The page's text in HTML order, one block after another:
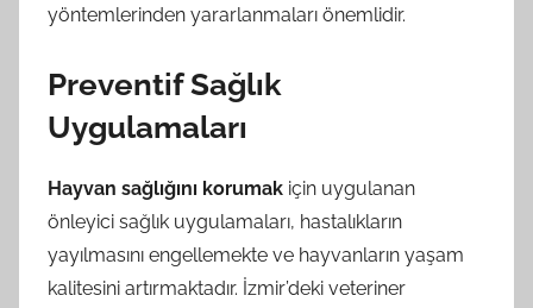
yöntemlerinden yararlanmaları önemlidir.
Preventif Sağlık
Uygulamaları
Hayvan sağlığını korumak için uygulanan
önleyici sağlık uygulamaları, hastalıkların
yayılmasını engellemekte ve hayvanların yaşam
kalitesini artırmaktadır. İzmir’deki veteriner